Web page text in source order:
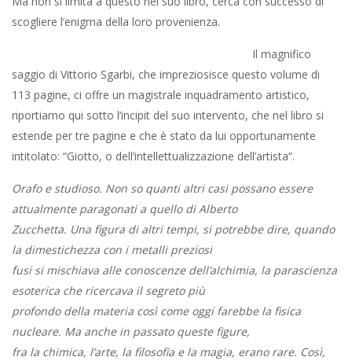
scogliere l’enigma della loro provenienza.
Il magnifico
saggio di Vittorio Sgarbi, che impreziosisce questo volume di
113 pagine, ci offre un magistrale inquadramento artistico,
riportiamo qui sotto l’incipit del suo intervento, che nel libro si
estende per tre pagine e che è stato da lui opportunamente
intitolato: “Giotto, o dell’intellettualizzazione dell’artista”.
Orafo e studioso. Non so quanti altri casi possano essere
attualmente paragonati a quello di Alberto
Zucchetta. Una figura di altri tempi, si potrebbe dire, quando
la dimestichezza con i metalli preziosi
fusi si mischiava alle conoscenze dell’alchimia, la parascienza
esoterica che ricercava il segreto più
profondo della materia così come oggi farebbe la fisica
nucleare. Ma anche in passato queste figure,
fra la chimica, l’arte, la filosofia e la magia, erano rare. Così,